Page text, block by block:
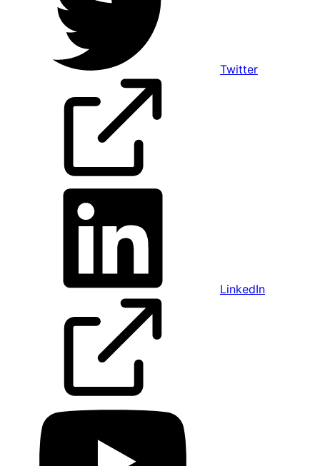
Twitter
LinkedIn